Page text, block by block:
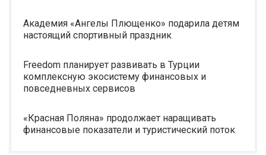
Академия «Ангелы Плющенко» подарила детям
настоящий спортивный праздник
Freedom планирует развивать в Турции
комплексную экосистему финансовых и
повседневных сервисов
«Красная Поляна» продолжает наращивать
финансовые показатели и туристический поток